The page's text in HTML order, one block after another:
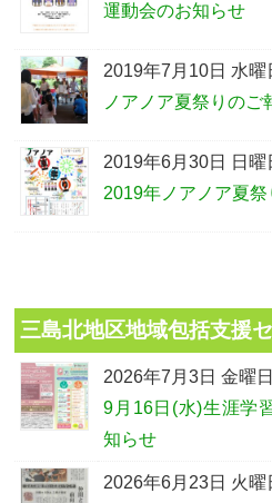
運動会のお知らせ
2019年7月10日 水曜
ノアノア夏祭りのご
2019年6月30日 日曜
2019年ノアノア夏祭
三島北地区地域包括支援
2026年7月3日 金曜日
9月16日(水)生涯学
知らせ
2026年6月23日 火曜